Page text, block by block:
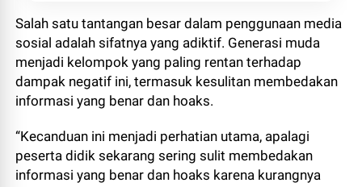
Salah satu tantangan besar dalam penggunaan media
sosial adalah sifatnya yang adiktif. Generasi muda
menjadi kelompok yang paling rentan terhadap
dampak negatif ini, termasuk kesulitan membedakan
informasi yang benar dan hoaks.
“Kecanduan ini menjadi perhatian utama, apalagi
peserta didik sekarang sering sulit membedakan
informasi yang benar dan hoaks karena kurangnya